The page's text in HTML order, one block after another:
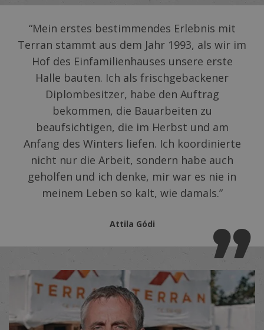
“Mein erstes bestimmendes Erlebnis mit
Terran stammt aus dem Jahr 1993, als wir im
Hof des Einfamilienhauses unsere erste
Halle bauten. Ich als frischgebackener
Diplombesitzer, habe den Auftrag
bekommen, die Bauarbeiten zu
beaufsichtigen, die im Herbst und am
Anfang des Winters liefen. Ich koordinierte
nicht nur die Arbeit, sondern habe auch
geholfen und ich denke, mir war es nie in
meinem Leben so kalt, wie damals.”
Attila Gódi